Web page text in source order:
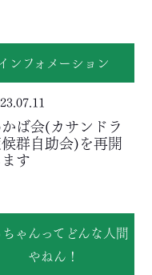
ンフォメーション
ば会(カサンドラ
群自助会)を再開
す
ちゃんってどんな人間
やねん！